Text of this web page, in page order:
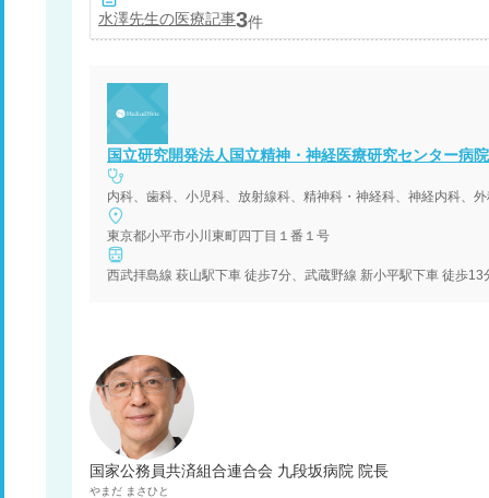
水澤先生の医療記事3件
国立研究開発法人国立精神・神経医療研究センター病院
内科、歯科、小児科、放射線科、精神科・神経科、神経内科、
東京都小平市小川東町四丁目１番１号
西武拝島線 萩山駅下車 徒歩7分、武蔵野線 新小平駅下車 徒歩
国家公務員共済組合連合会 九段坂病院 院長
やまだ まさひと